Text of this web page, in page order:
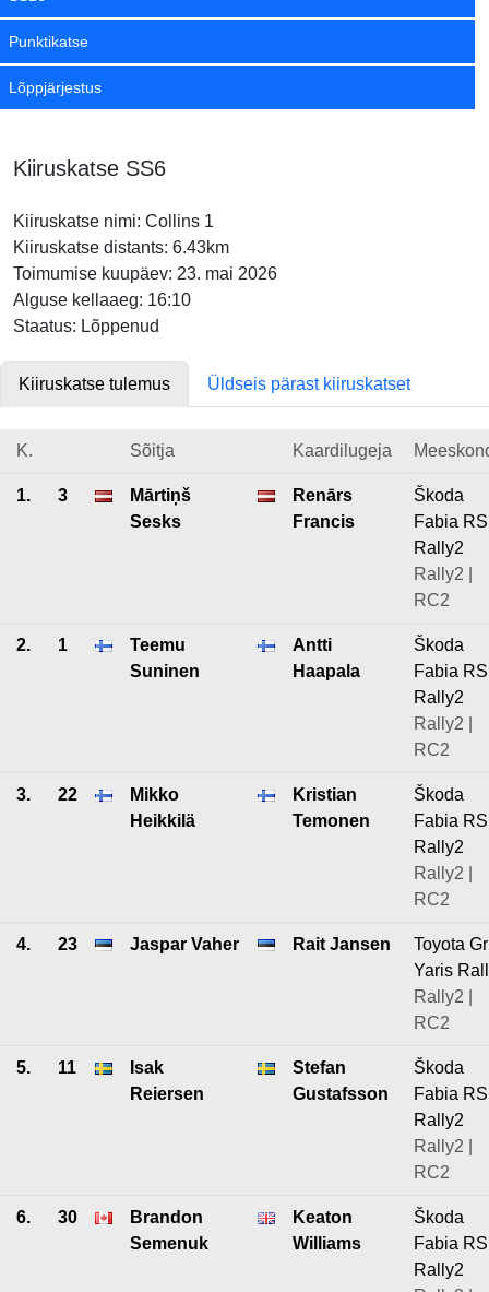
Punktikatse
Lõppjärjestus
Kiiruskatse SS6
Kiiruskatse nimi: Collins 1
Kiiruskatse distants: 6.43km
Toimumise kuupäev: 23. mai 2026
Alguse kellaaeg: 16:10
Staatus: Lõppenud
Kiiruskatse tulemus Üldseis pärast kiiruskatset
K. Sõitja Kaardilugeja
1. 3
Mārtiņš
Sesks
Renārs
Francis
Škoda
Fabia RS
Rally2
Rally2 |
RC2
2. 1
Teemu
Suninen
Antti
Haapala
Škoda
Fabia RS
Rally2
Rally2 |
RC2
3. 22
Mikko
Heikkilä
Kristian
Temonen
Škoda
Fabia RS
Rally2
Rally2 |
RC2
4. 23 Jaspar Vaher Rait Jansen
Toyota Gr
Yaris
Rally2 |
RC2
5. 11
Isak
Reiersen
Stefan
Gustafsson
Škoda
Fabia RS
Rally2
Rally2 |
RC2
6. 30
Brandon
Semenuk
Keaton
Williams
Škoda
Fabia RS
Rally2